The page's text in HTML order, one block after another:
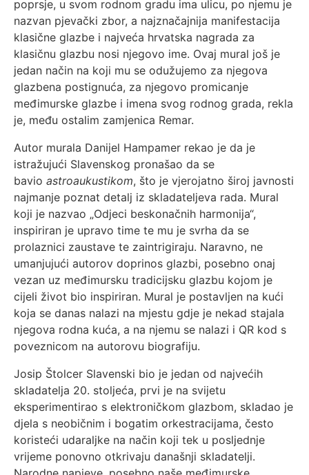
poprsje, u svom rodnom gradu ima ulicu, po njemu je
nazvan pjevački zbor, a najznačajnija manifestacija
klasične glazbe i najveća hrvatska nagrada za
klasičnu glazbu nosi njegovo ime. Ovaj mural još je
jedan način na koji mu se odužujemo za njegova
glazbena postignuća, za njegovo promicanje
međimurske glazbe i imena svog rodnog grada, rekla
je, među ostalim zamjenica Remar.
Autor murala Danijel Hampamer rekao je da je
istražujući Slavenskog pronašao da se
bavio astroaukustikom, što je vjerojatno široj javnosti
najmanje poznat detalj iz skladateljeva rada. Mural
koji je nazvao „Odjeci beskonačnih harmonija“,
inspiriran je upravo time te mu je svrha da se
prolaznici zaustave te zaintrigiraju. Naravno, ne
umanjujući autorov doprinos glazbi, posebno onaj
vezan uz međimursku tradicijsku glazbu kojom je
cijeli život bio inspiriran. Mural je postavljen na kući
koja se danas nalazi na mjestu gdje je nekad stajala
njegova rodna kuća, a na njemu se nalazi i QR kod s
poveznicom na autorovu biografiju.
Josip Štolcer Slavenski bio je jedan od najvećih
skladatelja 20. stoljeća, prvi je na svijetu
eksperimentirao s elektroničkom glazbom, skladao je
djela s neobičnim i bogatim orkestracijama, često
koristeći udaraljke na način koji tek u posljednje
vrijeme ponovno otkrivaju današnji skladatelji.